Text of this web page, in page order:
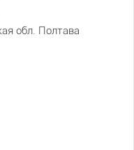
обл. Полтава